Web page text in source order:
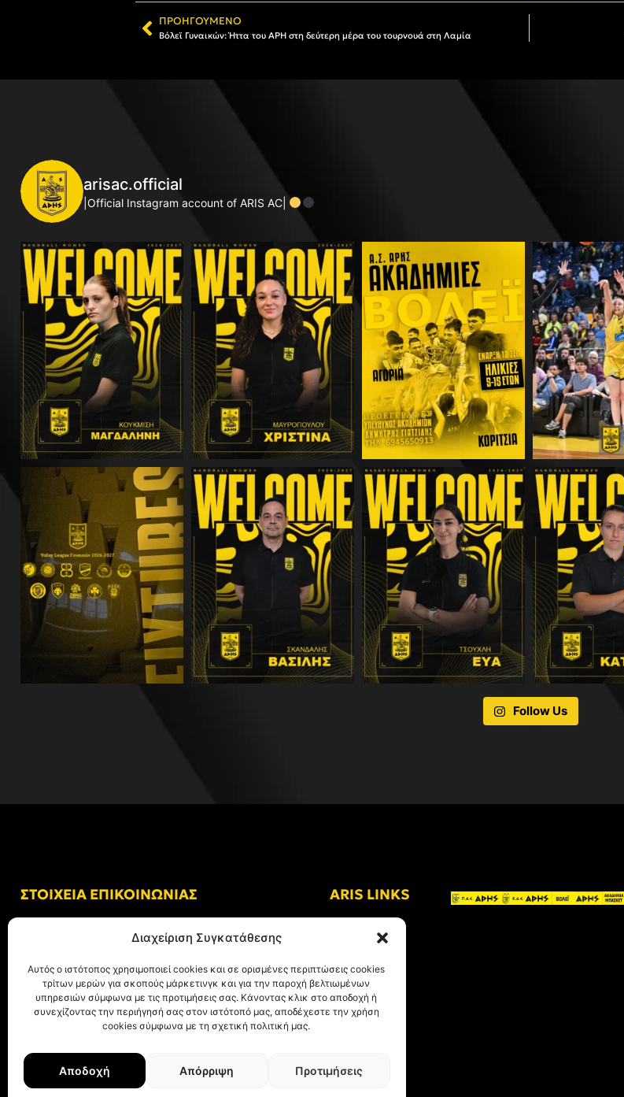
Διαχείριση Συγκατάθεσης
Αυτός ο ιστότοπος χρησιμοποιεί cookies και σε ορισμένες περιπτώσεις cookies
τρίτων μερών για σκοπούς μάρκετινγκ και για την παροχή βελτιωμένων
υπηρεσιών σύμφωνα με τις προτιμήσεις σας. Κάνοντας κλικ στο αποδοχή ή
συνεχίζοντας την περιήγησή σας στον ιστότοπό μας, αποδέχεστε την χρήση
cookies σύμφωνα με τη σχετική πολιτική μας.
Αποδοχή Απόρριψη Προτιμήσεις
ΠΡΟΗΓΟΎΜΕΝΟ
Βόλεϊ Γυναικών: Ήττα του ΑΡΗ στη δεύτερη μέρα του τουρνουά στη Λαμία
arisac.official
|Official Instagram account of ARIS AC|
Follow Us
ΣΤΟΙΧΕΙΑ ΕΠΙΚΟΙΝΩΝΙΑΣ
Αλκμήνης 69, Χαριλάου
Τ.Κ. 54249 Θεσσαλονίκη
Tηλ. Επικοινωνίας:+30 (2310) 305 402
E-mail: info@aris.gr
ARIS LINKS
© ΑΡΗΣ Α.Σ. All rights reserved.